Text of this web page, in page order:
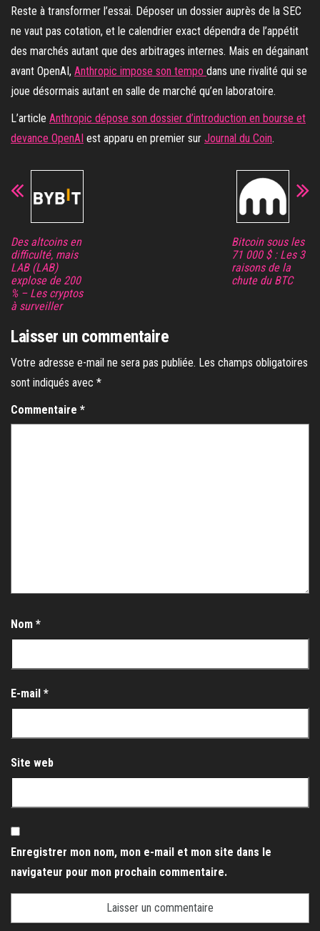
Reste à transformer l’essai. Déposer un dossier auprès de la SEC
ne vaut pas cotation, et le calendrier exact dépendra de l’appétit
des marchés autant que des arbitrages internes. Mais en dégainant
avant OpenAI, Anthropic impose son tempo dans une rivalité qui se
joue désormais autant en salle de marché qu’en laboratoire.
L’article Anthropic dépose son dossier d’introduction en bourse et
devance OpenAI est apparu en premier sur Journal du Coin.
Des altcoins en
difficulté, mais
LAB (LAB)
explose de 200
% – Les cryptos
à surveiller
Bitcoin sous les
71 000 $ : Les 3
raisons de la
chute du BTC
Laisser un commentaire
Votre adresse e-mail ne sera pas publiée. Les champs obligatoires
sont indiqués avec *
Commentaire *
Nom *
E-mail *
Site web
Enregistrer mon nom, mon e-mail et mon site dans le
navigateur pour mon prochain commentaire.